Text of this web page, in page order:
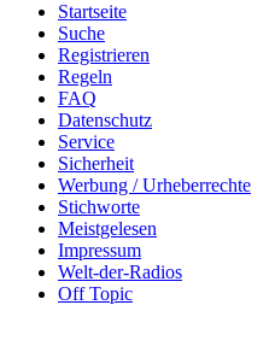
Startseite
Suche
Registrieren
Regeln
FAQ
Datenschutz
Service
Sicherheit
Werbung / Urheberrechte
Stichworte
Meistgelesen
Impressum
Welt-der-Radios
Off Topic